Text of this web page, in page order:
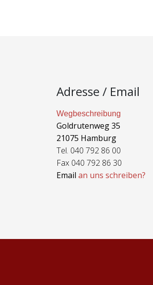
Adresse / Email
Wegbeschreibung
Goldrutenweg 35
21075 Hamburg
Tel. 040 792 86 00
Fax 040 792 86 30
Email an uns schreiben?